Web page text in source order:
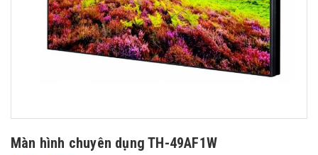
Màn hình chuyên dụng TH-49AF1W